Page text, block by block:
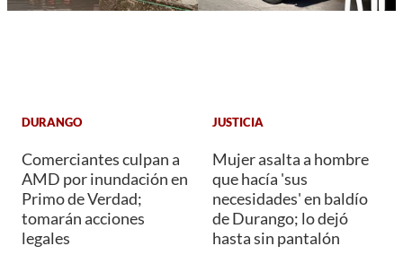
DURANGO
Comerciantes culpan a
AMD por inundación en
Primo de Verdad;
tomarán acciones
legales
JUSTICIA
Mujer asalta a hombre
que hacía 'sus
necesidades' en baldío
de Durango; lo dejó
hasta sin pantalón